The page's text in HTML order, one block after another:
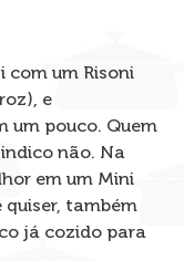
com um Risoni
e
um pouco. Quem
não. Na
em um Mini
quiser, também
já cozido para